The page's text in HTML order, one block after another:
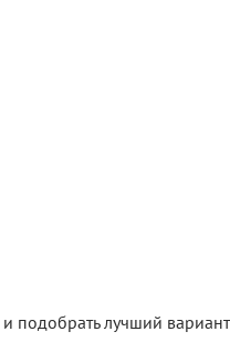
и подобрать лучший